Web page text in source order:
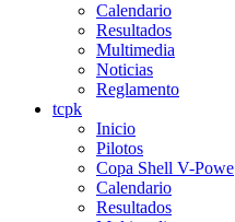
Calendario
Resultados
Multimedia
Noticias
Reglamento
tcpk
Inicio
Pilotos
Copa Shell V-Powe
Calendario
Resultados